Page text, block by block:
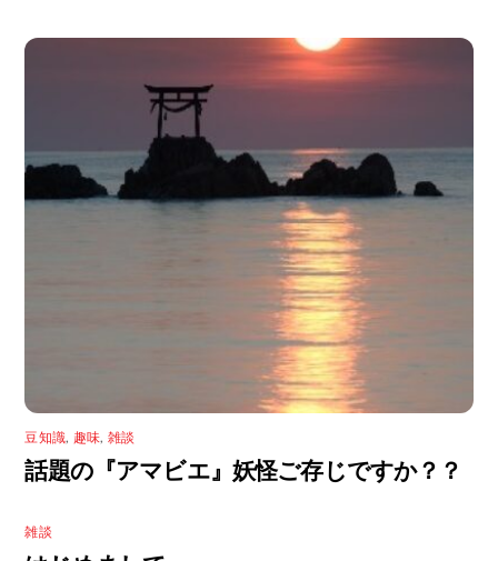
豆知識, 趣味, 雑談
話題の『アマビエ』妖怪ご存じですか？？
雑談